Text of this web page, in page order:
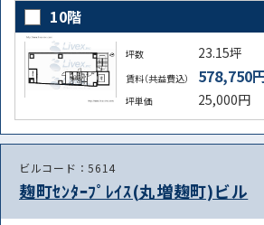
住所
から探す
路
か
10階
坪数 23.15坪
賃料（共益費込） 578,750
坪単価 25,000円
ビルコード：5614
麹町ｾﾝﾀｰﾌﾟﾚｲｽ(丸増麹町)ビル